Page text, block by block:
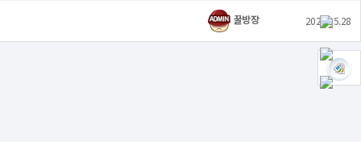
꿀방장 2021.05.28